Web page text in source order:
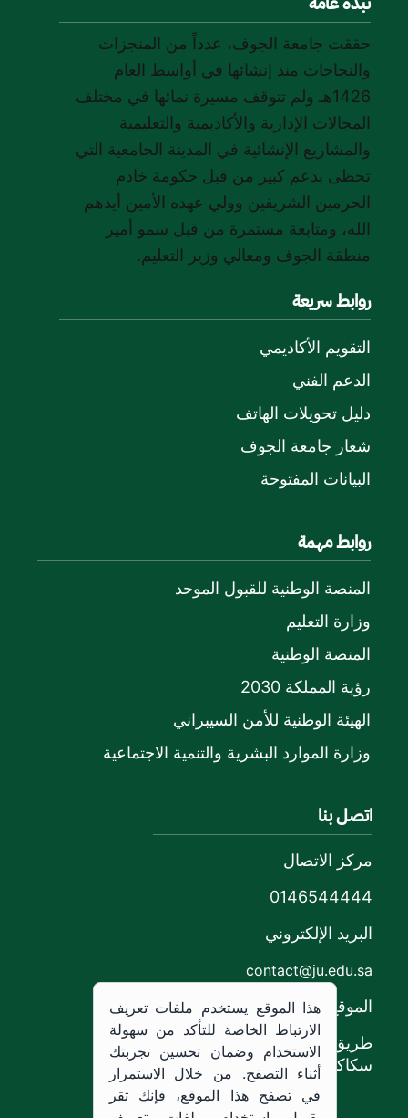
حققت جامعة الجوف، عدداً من المنجزات
والنجاحات منذ إنشائها في أواسط العام
1426هـ ولم تتوقف مسيرة نمائها في مختلف
المجالات الإدارية والأكاديمية والتعليمية
والمشاريع الإنشائية في المدينة الجامعية التي
تحظى بدعم كبير من قبل حكومة خادم
الحرمين الشريفين وولي عهده الأمين أيدهم
الله، ومتابعة مستمرة من قبل سمو أمير
منطقة الجوف ومعالي وزير التعليم.
روابط سريعة
التقويم الأكاديمي
الدعم الفني
دليل تحويلات الهاتف
شعار جامعة الجوف
البيانات المفتوحة
روابط مهمة
المنصة الوطنية للقبول الموحد
وزارة التعليم
المنصة الوطنية
رؤية المملكة 2030
الهيئة الوطنية للأمن السيبراني
وزارة الموارد البشرية والتنمية الاجتماعية
اتصل بنا
مركز الاتصال
0146544444
البريد الإلكتروني
contact@ju.edu.sa
الموقع
طريق الملك خالد،
سكاكا, المملكة العربية السعودية.
هذا الموقع يستخدم ملفات تعريف
الارتباط الخاصة للتأكد من سهولة
الاستخدام وضمان تحسين تجربتك
أثناء التصفح. من خلال الاستمرار
في تصفح هذا الموقع، فإنك تقر